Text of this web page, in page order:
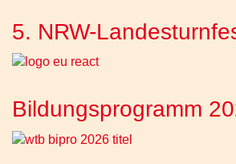
5. NRW-
Bildungsprogramm